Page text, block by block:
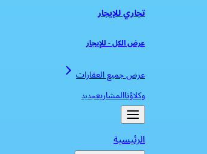
تجاري للإيجار
عرض الكل-للإيجار
عرض جميع العقارات
وكلاؤناالمشاريعجديد
الرئيسية